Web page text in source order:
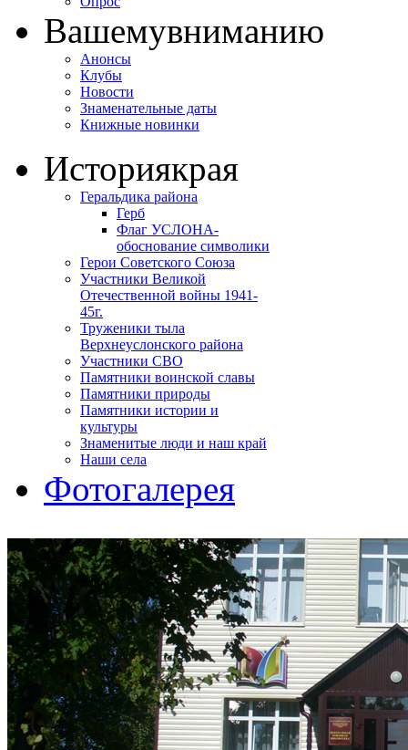
Вашемувниманию
Анонсы
Клубы
Новости
Знаменательные даты
Книжные новинки
Историякрая
Геральдика района
Герб
Флаг УСЛОНА-
обоснование символики
Герои Советского Союза
Участники Великой
Отечественной войны 1941-
45г.
Труженики тыла
Верхнеуслонского района
Участники СВО
Памятники воинской славы
Памятники природы
Памятники истории и
культуры
Знаменитые люди и наш край
Наши села
Фотогалерея